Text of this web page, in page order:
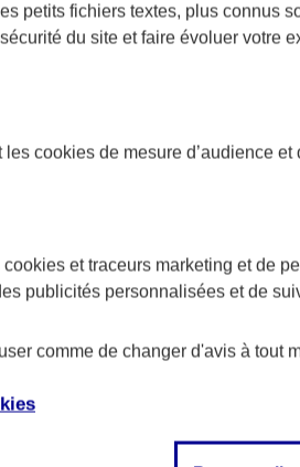
en poche !
petits fichiers textes, plus connus
du site et faire évoluer votre
les cookies de mesure d’audience
cookies et traceurs marketing et de
publicités personnalisées et de
comme de changer d'avis à tout